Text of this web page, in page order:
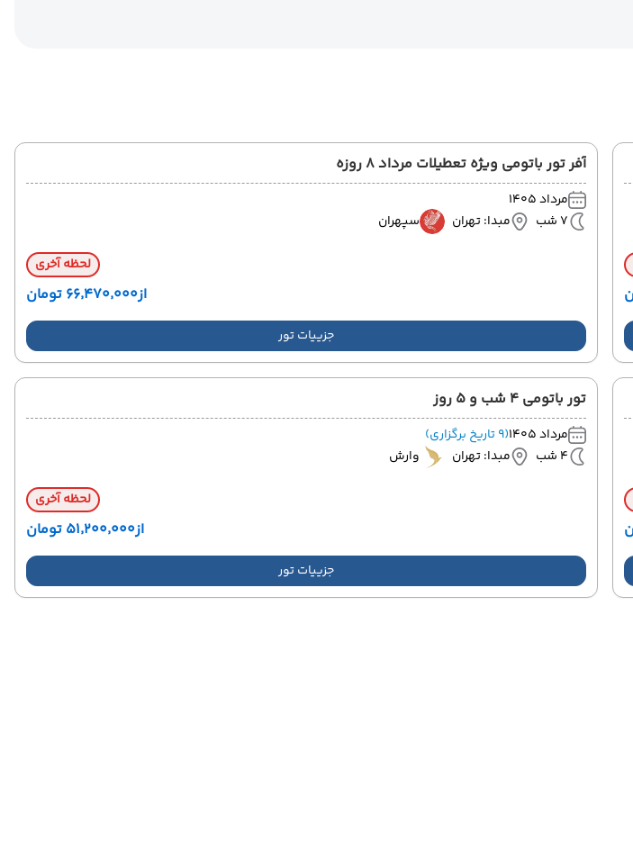
آفر تور باتومی ویژه تعطیلات مرداد 8 روزه
مرداد 1405
7 شب
مبدا: تهران سپهران
لحظه آخری
از۶۶٬۴۷۰٬۰۰۰ تومان
جزییات تور
تور باتومی 4 شب و 5 روز
مرداد 1405
(9 تاریخ برگزاری)
4 شب
مبدا: تهران وارش
لحظه آخری
از۵۱٬۲۰۰٬۰۰۰ تومان
جزییات تور